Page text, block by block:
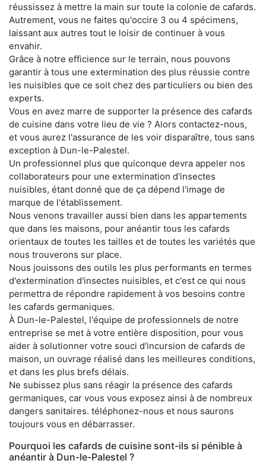
réussissez à mettre la main sur toute la colonie de cafards.
Autrement, vous ne faites qu'occire 3 ou 4 spécimens,
laissant aux autres tout le loisir de continuer à vous
envahir.
Grâce à notre efficience sur le terrain, nous pouvons
garantir à tous une extermination des plus réussie contre
les nuisibles que ce soit chez des particuliers ou bien des
experts.
Vous en avez marre de supporter la présence des cafards
de cuisine dans votre lieu de vie ? Alors contactez-nous,
et vous aurez l'assurance de les voir disparaître, tous sans
exception à Dun-le-Palestel.
Un professionnel plus que quiconque devra appeler nos
collaborateurs pour une extermination d'insectes
nuisibles, étant donné que de ça dépend l'image de
marque de l'établissement.
Nous venons travailler aussi bien dans les appartements
que dans les maisons, pour anéantir tous les cafards
orientaux de toutes les tailles et de toutes les variétés que
nous trouverons sur place.
Nous jouissons des outils les plus performants en termes
d'extermination d'insectes nuisibles, et c'est ce qui nous
permettra de répondre rapidement à vos besoins contre
les cafards germaniques.
À Dun-le-Palestel, l'équipe de professionnels de notre
entreprise se met à votre entière disposition, pour vous
aider à solutionner votre souci d'incursion de cafards de
maison, un ouvrage réalisé dans les meilleures conditions,
et dans les plus brefs délais.
Ne subissez plus sans réagir la présence des cafards
germaniques, car vous vous exposez ainsi à de nombreux
dangers sanitaires. téléphonez-nous et nous saurons
toujours vous en débarrasser.
Pourquoi les cafards de cuisine sont-ils si pénible à
anéantir à Dun-le-Palestel ?